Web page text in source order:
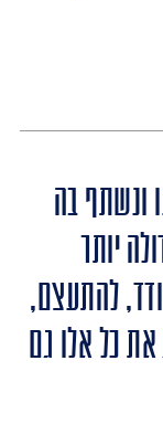
ונשתף בה
יותר
להתעצם,
כל אלו גם